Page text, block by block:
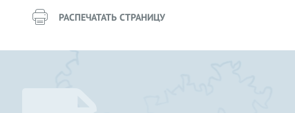
РАСПЕЧАТАТЬ СТРАНИЦУ